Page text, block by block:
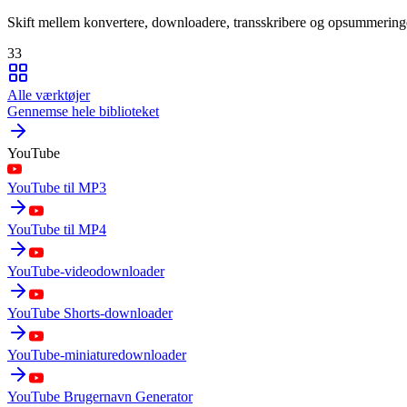
Skift mellem konvertere, downloadere, transskribere og
33
Alle værktøjer
Gennemse hele biblioteket
YouTube
YouTube til MP3
YouTube til MP4
YouTube-videodownloader
YouTube Shorts-downloader
YouTube-miniaturedownloader
YouTube Brugernavn Generator